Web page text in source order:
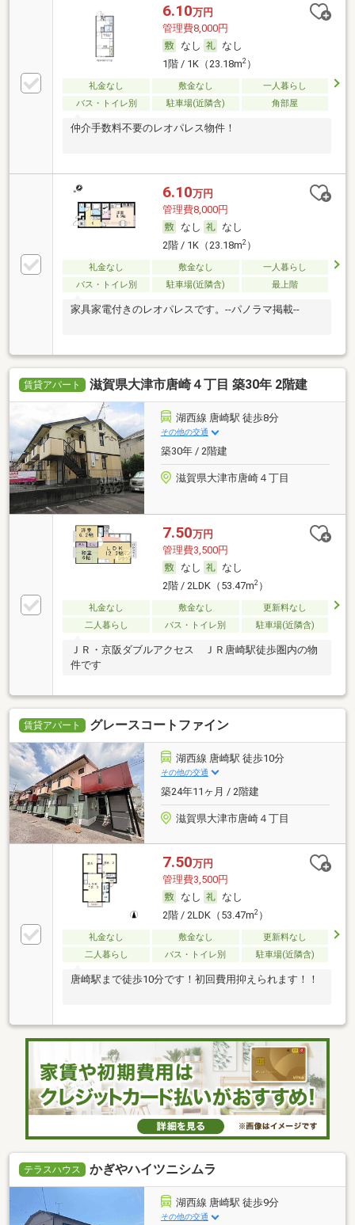
6.10万円
管理費8,000円
なし
なし
1階 / 1K（23.18m2）
礼金なし 敷金なし
一人暮らし
バス・トイレ別
駐車場(近隣含) 角部屋
仲介手数料不要のレオパレス物件！
6.10万円
管理費8,000円
なし
なし
2階 / 1K（23.18m2）
礼金なし 敷金なし
一人暮らし
バス・トイレ別
駐車場(近隣含) 最上階
家具家電付きのレオパレスです。--パノラマ掲載--
賃貸アパート 滋賀県大津市唐崎４丁目 築30年 2階建
湖西線 唐崎駅 徒歩8分
その他の交通
築30年 / 2階建
滋賀県大津市唐崎４丁目
7.50万円
管理費3,500円
なし
なし
2階 / 2LDK（53.47m2）
礼金なし 敷金なし
更新料なし
二人暮らし
バス・トイレ別 駐車場(近隣含)
ＪＲ・京阪ダブルアクセス ＪＲ唐崎駅徒歩圏内の物
件です
賃貸アパート グレースコートファイン
湖西線 唐崎駅 徒歩10分
その他の交通
築24年11ヶ月 / 2階建
滋賀県大津市唐崎４丁目
7.50万円
管理費3,500円
なし
なし
2階 / 2LDK（53.47m2）
礼金なし 敷金なし
更新料なし
二人暮らし
バス・トイレ別 駐車場(近隣含)
唐崎駅まで徒歩10分です！初回費用抑えられます！！
テラスハウス かぎやハイツニシムラ
湖西線 唐崎駅 徒歩9分
その他の交通